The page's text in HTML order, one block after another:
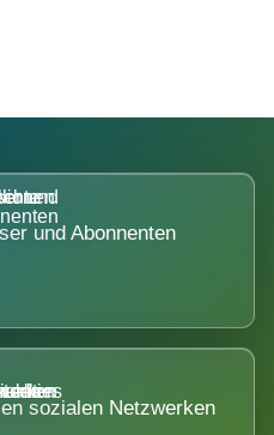
und Abonnenten
sozialen Netzwerken